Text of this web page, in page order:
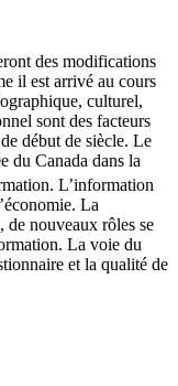
des modifications
il est arrivé au cours
culturel,
sont des facteurs
début de siècle. Le
du Canada dans la
L’information
La
nouveaux rôles se
La voie du
et la qualité de